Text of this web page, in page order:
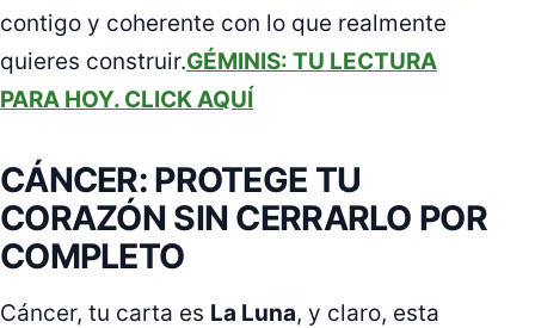
contigo y coherente con lo que realmente
quieres construir.GÉMINIS: TU LECTURA
PARA HOY. CLICK AQUÍ
CÁNCER: PROTEGE TU
CORAZÓN SIN CERRARLO POR
COMPLETO
Cáncer, tu carta es La Luna, y claro, esta